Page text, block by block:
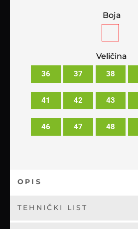
Boja
Veličina
36 37 38
41 42 43
46 47 48
OPIS
TEHNIČKI LIST